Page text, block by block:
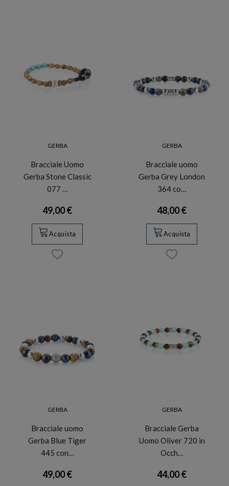
GERBA
Bracciale Uomo
Gerba Stone Classic
077 …
49,00 €
Acquista
GERBA
Bracciale uomo
Gerba Grey London
364 co…
48,00 €
Acquista
GERBA
Bracciale uomo
Gerba Blue Tiger
445 con…
49,00 €
GERBA
Bracciale Gerba
Uomo Oliver 720 in
Occh…
44,00 €